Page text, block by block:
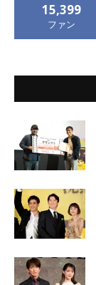
15,399
ファン